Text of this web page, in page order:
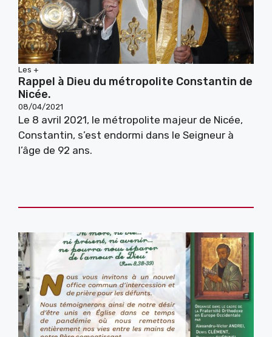
Les +
Rappel à Dieu du métropolite Constantin de
Nicée.
08/04/2021
Le 8 avril 2021, le métropolite majeur de Nicée,
Constantin, s’est endormi dans le Seigneur à
l’âge de 92 ans.